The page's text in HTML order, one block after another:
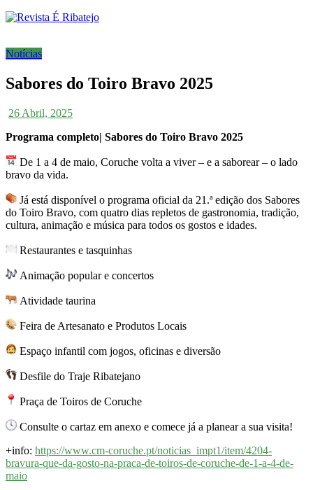
Notícias
Sabores do Toiro Bravo 2025
26 Abril, 2025
Programa completo| Sabores do Toiro Bravo 2025
De 1 a 4 de maio, Coruche volta a viver – e a saborear – o lado
bravo da vida.
Já está disponível o programa oficial da 21.ª edição dos Sabores
do Toiro Bravo, com quatro dias repletos de gastronomia, tradição,
cultura, animação e música para todos os gostos e idades.
Restaurantes e tasquinhas
Animação popular e concertos
Atividade taurina
Feira de Artesanato e Produtos Locais
Espaço infantil com jogos, oficinas e diversão
Desfile do Traje Ribatejano
Praça de Toiros de Coruche
Consulte o cartaz em anexo e comece já a planear a sua visita!
+info: https://www.cm-coruche.pt/noticias_impt1/item/4204-
bravura-que-da-gosto-na-praca-de-toiros-de-coruche-de-1-a-4-de-
maio